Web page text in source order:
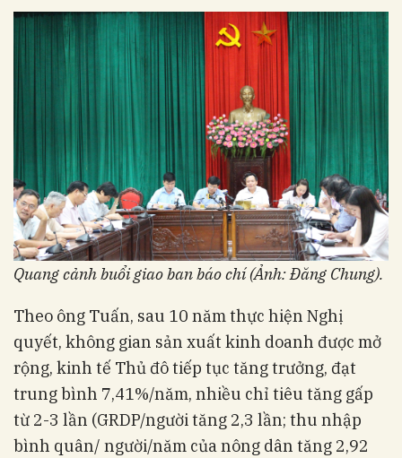
Quang cảnh buổi giao ban báo chí (Ảnh: Đăng Chung).
Theo ông Tuấn, sau 10 năm thực hiện Nghị
quyết, không gian sản xuất kinh doanh được mở
rộng, kinh tế Thủ đô tiếp tục tăng trưởng, đạt
trung bình 7,41%/năm, nhiều chỉ tiêu tăng gấp
từ 2-3 lần (GRDP/người tăng 2,3 lần; thu nhập
bình quân/ người/năm của nông dân tăng 2,92